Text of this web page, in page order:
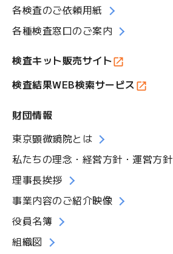
各検査のご依頼用紙
各種検査窓口のご案内
検査キット販売サイト
検査結果WEB検索サービス
財団情報
東京顕微鏡院とは
私たちの理念・経営方針・運営方針
理事長挨拶
事業内容のご紹介映像
役員名簿
組織図